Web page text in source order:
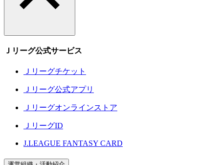
Ｊリーグ公式サービス
Ｊリーグチケット
Ｊリーグ公式アプリ
Ｊリーグオンラインストア
ＪリーグID
J.LEAGUE FANTASY CARD